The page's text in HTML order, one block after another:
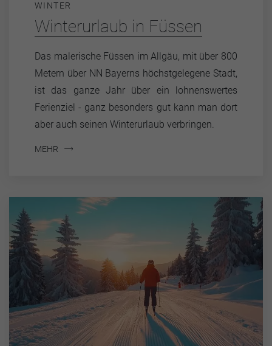
WINTER
Winterurlaub in Füssen
Das malerische Füssen im Allgäu, mit über 800
Metern über NN Bayerns höchstgelegene Stadt,
ist das ganze Jahr über ein lohnenswertes
Ferienziel - ganz besonders gut kann man dort
aber auch seinen Winterurlaub verbringen.
MEHR